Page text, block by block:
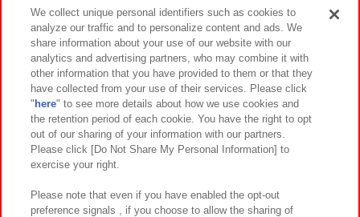
イベント・キャンペーン
関連会社 サステナビリティ サイトポリシー
プライバシーポリシー ウェブアクセシビリティ方針と検証結果
お取引先さまとともに
カスタマーハラスメント対応方針 よくあるご質問・お問い合わせ
We collect unique personal identifiers such as cookies to
analyze our traffic and to personalize content and ads. We
share information about your use of our website with our
analytics and advertising partners, who may combine it with
other information that you have provided to them or that they
have collected from your use of their services. Please click
" here" to see more details about how we use cookies and
the retention period of each cookie. You have the right to opt
out of our sharing of your information with our partners.
Please click [Do Not Share My Personal Information] to
exercise your right.
Please note that even if you have enabled the opt-out
preference signals , if you choose to allow the sharing of